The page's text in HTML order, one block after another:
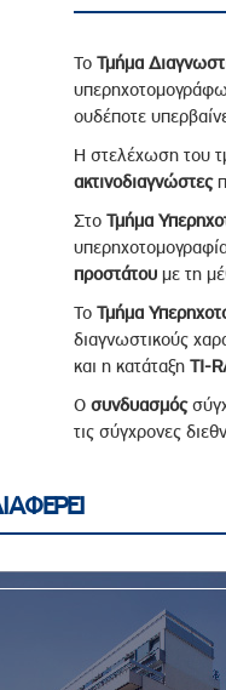
Το Τμήμα
ουδέποτε
Η στελέχωση του
ακτινοδιαγνώστες
Στο Τμήμα
προστάτου με τη
Το Τμήμα
διαγνωστικούς
και η κατάταξη TI-
Ο συνδυασμός
τις σύγχρονες